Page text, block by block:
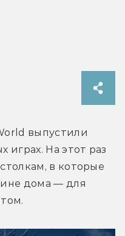
выпустили
играх. На этот раз
в которые
дома — для